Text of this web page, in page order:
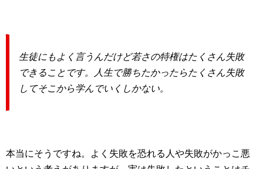
生徒にもよく言うんだけど若さの特権はたくさん失敗
できることです。人生で勝ちたかったらたくさん失敗
してそこから学んでいくしかない。
本当にそうですね。よく失敗を恐れる人や失敗がかっこ悪